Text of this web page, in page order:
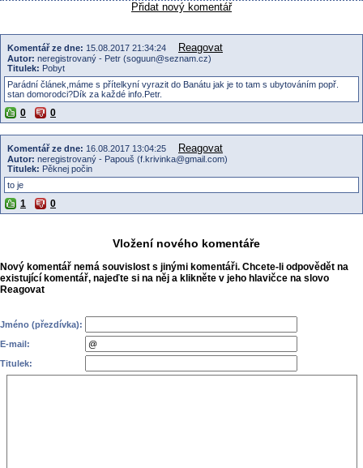
Přidat nový komentář
Komentář ze dne: 15.08.2017 21:34:24 Reagovat
Autor: neregistrovaný - Petr (soguun@seznam.cz)
Titulek: Pobyt
Parádní článek,máme s přítelkyní vyrazit do Banátu jak je to tam s ubytováním popř.
stan domorodci?Dík za každé info.Petr.
0 0
Komentář ze dne: 16.08.2017 13:04:25 Reagovat
Autor: neregistrovaný - Papouš (f.krivinka@gmail.com)
Titulek: Pěknej počin
to je
1 0
Vložení nového komentáře
Nový komentář nemá souvislost s jinými komentáři. Chcete-li odpovědět na
existující komentář, najeďte si na něj a klikněte v jeho hlavičce na slovo
Reagovat
Jméno (přezdívka):
E-mail:
Titulek: